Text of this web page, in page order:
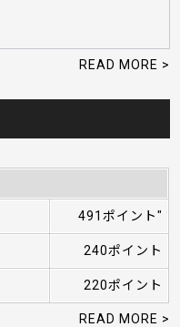
READ MORE >
491ポイント"
240ポイント
220ポイント
READ MORE >